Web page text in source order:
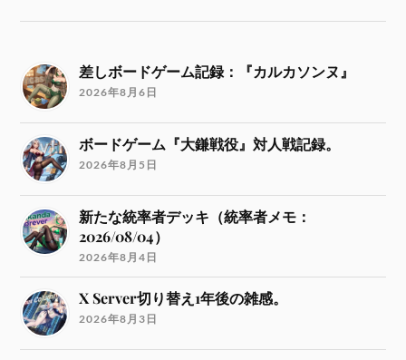
差しボードゲーム記録：『カルカソンヌ』
2026年8月6日
ボードゲーム『大鎌戦役』対人戦記録。
2026年8月5日
新たな統率者デッキ（統率者メモ：
2026/08/04）
2026年8月4日
X Server切り替え1年後の雑感。
2026年8月3日